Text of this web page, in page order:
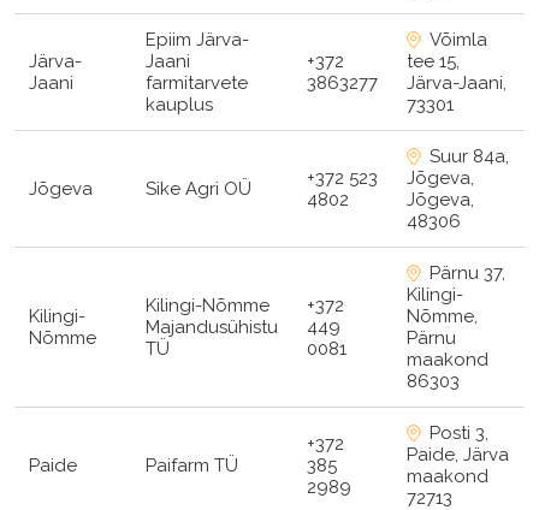
Järva-
Jaani
Epiim Järva-
Jaani
farmitarvete
kauplus
+372
3863277
Võimla
tee 15,
Järva-Jaani,
73301
Jõgeva Sike Agri OÜ
+372 523
4802
Suur 84a,
Jõgeva,
Jõgeva,
48306
Kilingi-
Nõmme
Kilingi-Nõmme
Majandusühistu
TÜ
+372
449
0081
Pärnu 37,
Kilingi-
Nõmme,
Pärnu
maakond
86303
Paide Paifarm TÜ
+372
385
2989
Posti 3,
Paide, Järva
maakond
72713